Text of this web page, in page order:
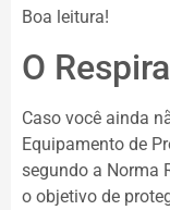
Boa leitura!
O
Caso você ainda
Equipamento de
segundo a Norma
o objetivo de